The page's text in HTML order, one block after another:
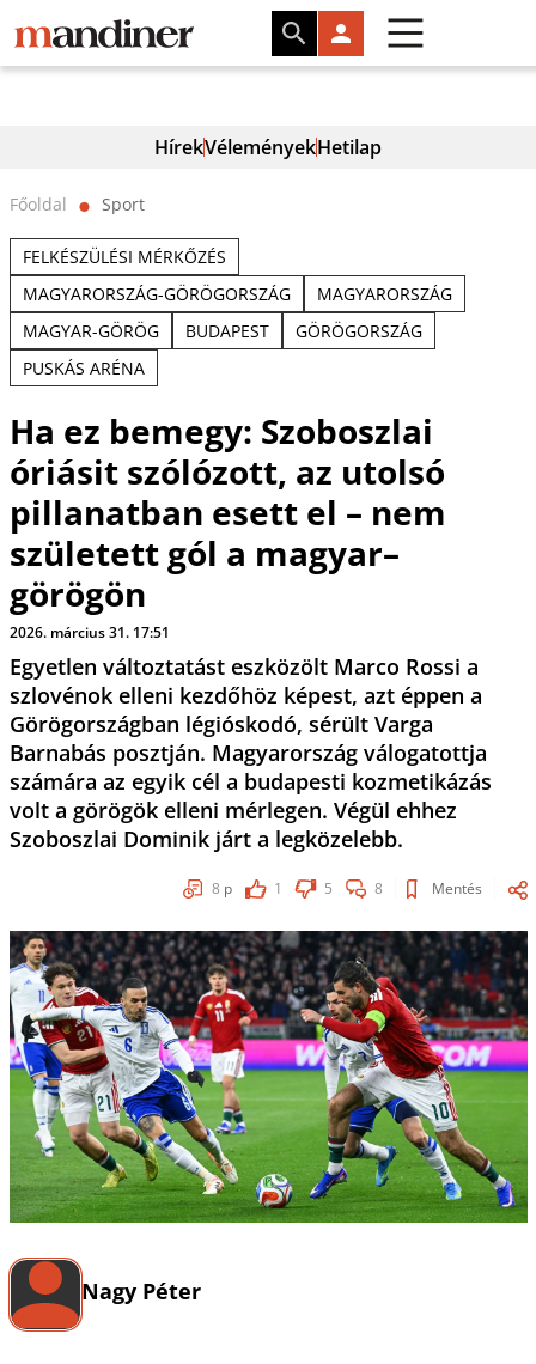
HírekVéleményekHetilap
Főoldal ⬤ Sport
FELKÉSZÜLÉSI MÉRKŐZÉS
MAGYARORSZÁG-GÖRÖGORSZÁG
MAGYARORSZÁG
MAGYAR-GÖRÖG
BUDAPEST
GÖRÖGORSZÁG
PUSKÁS ARÉNA
Ha ez bemegy: Szoboszlai
óriásit szólózott, az utolsó
pillanatban esett el – nem
született gól a magyar–
görögön
2026. március 31. 17:51
Egyetlen változtatást eszközölt Marco Rossi a
szlovénok elleni kezdőhöz képest, azt éppen a
Görögországban légióskodó, sérült Varga
Barnabás posztján. Magyarország válogatottja
számára az egyik cél a budapesti kozmetikázás
volt a görögök elleni mérlegen. Végül ehhez
Szoboszlai Dominik járt a legközelebb.
8 p 1 5 8 Mentés
Nagy Péter